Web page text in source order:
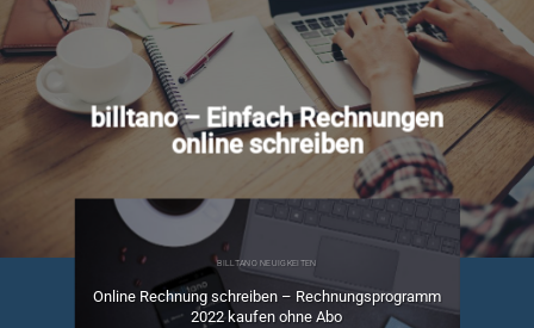
billtano – Einfach Rechnungen
online schreiben
BILLTANO NEUIGKEITEN
Online Rechnung schreiben – Rechnungsprogramm
2022 kaufen ohne Abo